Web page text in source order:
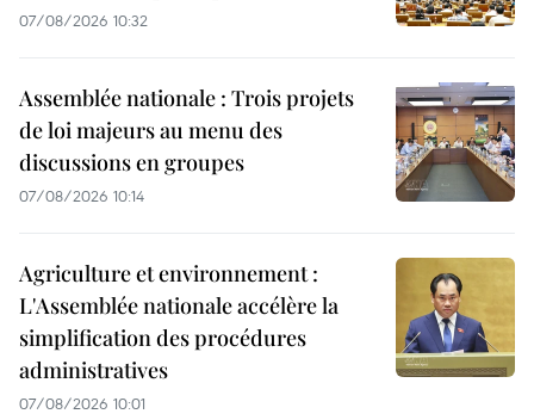
07/08/2026 10:32
Assemblée nationale : Trois projets
de loi majeurs au menu des
discussions en groupes
07/08/2026 10:14
Agriculture et environnement :
L'Assemblée nationale accélère la
simplification des procédures
administratives
07/08/2026 10:01